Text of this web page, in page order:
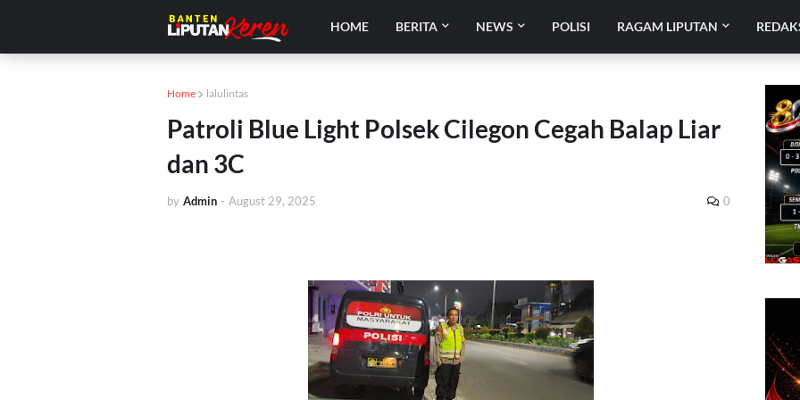
HOME BERITA NEWS POLISI RAGAM LIPUTAN
Home lalulintas
Patroli Blue Light Polsek Cilegon Cegah Balap Liar
dan 3C
by Admin - August 29, 2025 0